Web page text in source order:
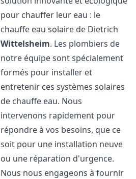
pour chauffer leur eau : le
chauffe eau solaire de Dietrich
Wittelsheim. Les plombiers de
notre équipe sont spécialement
formés pour installer et
entretenir ces systèmes solaires
de chauffe eau. Nous
intervenons rapidement pour
répondre à vos besoins, que ce
soit pour une installation neuve
ou une réparation d'urgence.
Nous nous engageons à fournir